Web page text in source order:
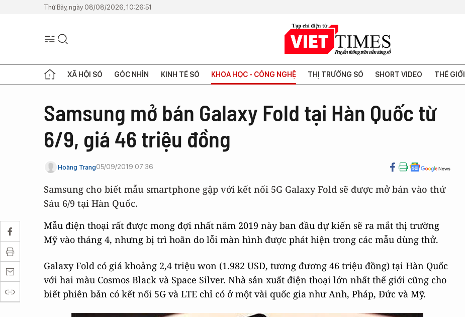
Thứ Bảy, ngày 08/08/2026, 10:26:51
XÃ HỘI SỐ GÓC NHÌN KINH TẾ SỐ KHOA HỌC - CÔNG NGHỆ THỊ TRƯỜNG SỐ SHORT VIDEO THẾ GIỚI
Samsung mở bán Galaxy Fold tại Hàn Quốc từ
6/9, giá 46 triệu đồng
Hoàng Trang05/09/2019 07:36
Samsung cho biết mẫu smartphone gập với kết nối 5G Galaxy Fold sẽ được mở bán vào thứ
Sáu 6/9 tại Hàn Quốc.
Mẫu điện thoại rất được mong đợi nhất năm 2019 này ban đầu dự kiến sẽ ra mắt thị trường
Mỹ vào tháng 4, nhưng bị trì hoãn do lỗi màn hình được phát hiện trong các mẫu dùng thử.
Galaxy Fold có giá khoảng 2,4 triệu won (1.982 USD, tương đương 46 triệu đồng) tại Hàn Quốc
với hai màu Cosmos Black và Space Silver. Nhà sản xuất điện thoại lớn nhất thế giới cũng cho
biết phiên bản có kết nối 5G và LTE chỉ có ở một vài quốc gia như Anh, Pháp, Đức và Mỹ.